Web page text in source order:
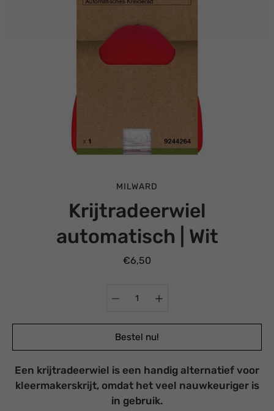
MILWARD
Krijtradeerwiel
automatisch | Wit
€6,50
Bestel nu!
E-
mail
is
Een krijtradeerwiel is een handig alternatief voor
kleermakerskrijt, omdat het veel nauwkeuriger is
in gebruik.